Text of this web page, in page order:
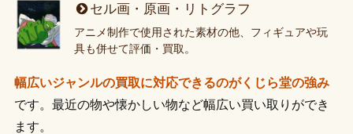
セル画・原画・リトグラフ
アニメ制作で使用された素材の他、フィギュアや玩
具も併せて評価・買取。
幅広いジャンルの買取に対応できるのがくじら堂の強み
です。最近の物や懐かしい物など幅広い買い取りができ
ます。